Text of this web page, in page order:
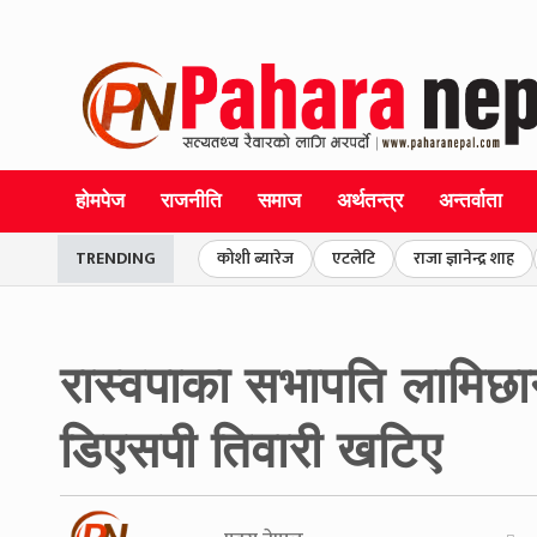
होमपेज राजनीति समाज अर्थतन्त्र अन्तर्वाता
TRENDING कोशी ब्यारेज एटलेटि राजा ज्ञानेन्द्र शाह
रास्वपाका सभापति
डिएसपी तिवारी खटिए